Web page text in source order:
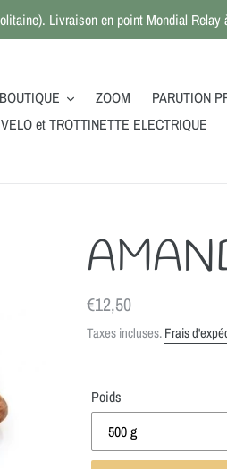
Livraison en point Mondial
BOUTIQUE ZOOM PARUTION
et TROTTINETTE ELECTRIQUE
Prix
normal
€12,50
Taxes incluses.Frais
Poids